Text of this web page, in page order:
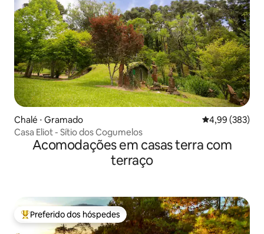
Chalé ⋅ Gramado 4,99 de uma
4,99 (383)
Casa Eliot - Sítio dos Cogumelos
Acomodações em casas terra com
terraço
Entre os melhores preferidos dos hóspedes
Preferido dos hóspedes